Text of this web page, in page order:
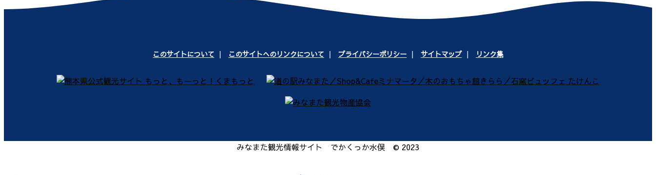
このサイトについて このサイトへのリンクについて プライバシーポリシー サイトマップ リンク集
みなまた観光情報サイト でかくっか水俣 © 2023